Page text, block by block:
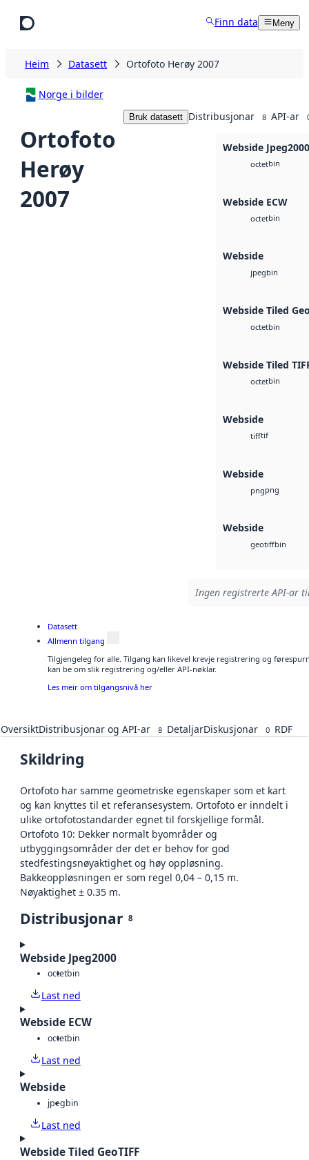
Finn data Meny
Heim Datasett Ortofoto Herøy 2007
Norge i bilder
Ortofoto
Herøy
2007
Bruk datasett Distribusjonar 8 API-ar
Webside Jpeg2000
octetbin
Webside ECW
octetbin
Webside
jpegbin
Webside Tiled
octetbin
Webside Tiled
octetbin
Webside
tifftif
Webside
pngpng
Webside
geotiffbin
Ingen registrerte API-ar
Datasett
Allmenn tilgang
Tilgjengeleg for alle. Tilgang kan likevel krevje registrering og
kan be om slik registrering og/eller API-nøklar.
Les meir om tilgangsnivå her
OversiktDistribusjonar og API-ar 8 DetaljarDiskusjonar 0 RDF
Skildring
Ortofoto har samme geometriske egenskaper som et kart
og kan knyttes til et referansesystem. Ortofoto er inndelt i
ulike ortofotostandarder egnet til forskjellige formål.
Ortofoto 10: Dekker normalt byområder og
utbyggingsområder der det er behov for god
stedfestingsnøyaktighet og høy oppløsning.
Bakkeoppløsningen er som regel 0,04 – 0,15 m.
Nøyaktighet ± 0.35 m.
Distribusjonar 8
Webside Jpeg2000
octetbin
Last ned
Webside ECW
octetbin
Last ned
Webside
jpegbin
Last ned
Webside Tiled GeoTIFF